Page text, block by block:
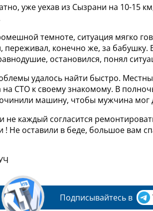
уже уехав из Сызрани на 10-15
темноте, ситуация мягко
конечно же, за бабушку.
остановился, понял
удалось найти быстро.
на СТО к своему знакомому. В
машину, чтобы мужчина мог
не каждый согласится
Не оставили в беде, большое вам
Подписывайтесь в